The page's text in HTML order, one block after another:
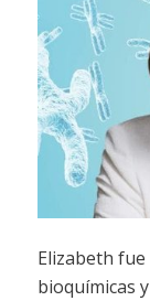
Elizabeth
bioquímicas